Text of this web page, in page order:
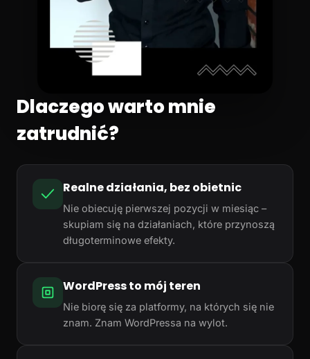
Dlaczego warto mnie
zatrudnić?
Realne działania, bez obietnic
Nie obiecuję pierwszej pozycji w miesiąc –
skupiam się na działaniach, które przynoszą
długoterminowe efekty.
WordPress to mój teren
Nie biorę się za platformy, na których się nie
znam. Znam WordPressa na wylot.